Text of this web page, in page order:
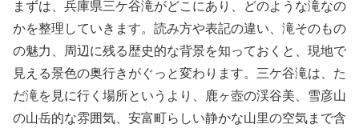
まずは、兵庫県三ケ谷滝がどこにあり、どのような滝なの
かを整理していきます。読み方や表記の違い、滝そのもの
の魅力、周辺に残る歴史的な背景を知っておくと、現地で
見える景色の奥行きがぐっと変わります。三ケ谷滝は、た
だ滝を見に行く場所というより、鹿ヶ壺の渓谷美、雪彦山
の山岳的な雰囲気、安富町らしい静かな山里の空気まで含